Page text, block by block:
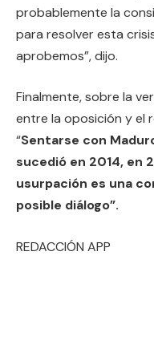
probablemente la
para resolver esta
aprobemos”, dijo.
Finalmente, sobre la
entre la oposición y el
“Sentarse con
sucedió en 2014, en
usurpación es una
posible diálogo”.
REDACCIÓN APP